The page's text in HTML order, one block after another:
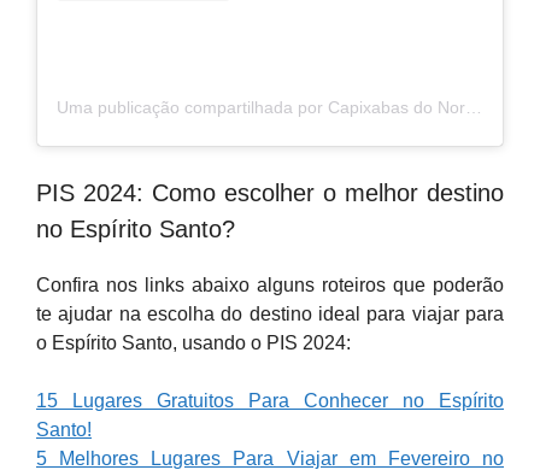
PIS 2024: Como escolher o melhor destino
no Espírito Santo?
Confira nos links abaixo alguns roteiros que poderão
te ajudar na escolha do destino ideal para viajar para
o Espírito Santo, usando o PIS 2024:
15 Lugares Gratuitos Para Conhecer no Espírito
Santo!
5 Melhores Lugares Para Viajar em Fevereiro no